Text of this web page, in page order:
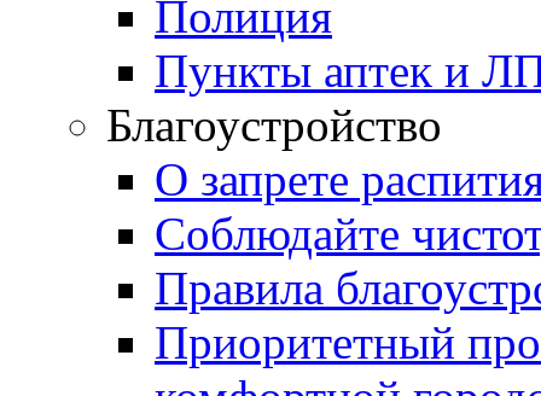
Полиция
Пункты аптек и
Благоустройство
О запрете
Соблюдайте
Правила
Приоритетный